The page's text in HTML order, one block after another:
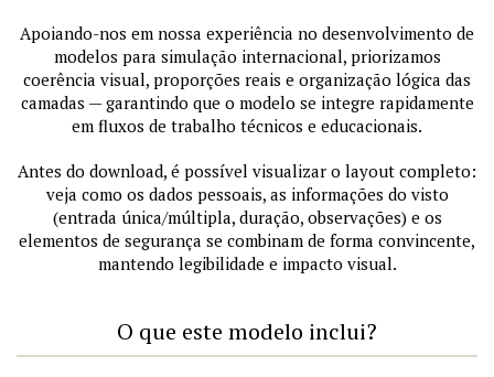
Apoiando-nos em nossa experiência no desenvolvimento de
modelos para simulação internacional, priorizamos
coerência visual, proporções reais e organização lógica das
camadas — garantindo que o modelo se integre rapidamente
em fluxos de trabalho técnicos e educacionais.
Antes do download, é possível visualizar o layout completo:
veja como os dados pessoais, as informações do visto
(entrada única/múltipla, duração, observações) e os
elementos de segurança se combinam de forma convincente,
mantendo legibilidade e impacto visual.
O que este modelo inclui?